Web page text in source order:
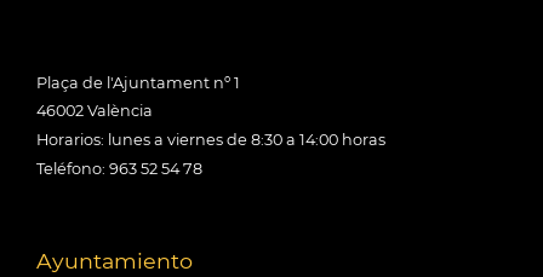
Plaça de l'Ajuntament nº 1
46002 València
Horarios: lunes a viernes de 8:30 a 14:00 horas
Teléfono: 963 52 54 78
Ayuntamiento